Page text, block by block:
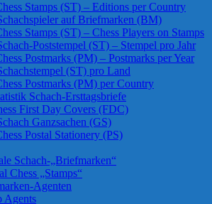
Stamps (ST) – Editions per Country
auf Briefmarken (BM)
Stamps (ST) – Chess Players on Stamps
Poststempel (ST) – Stempel pro Jahr
Postmarks (PM) – Postmarks per Year
(ST) pro Land
Postmarks (PM) per Country
Schach-Ersttagsbriefe
First Day Covers (FDC)
Ganzsachen (GS)
Postal Stationery (PS)
Schach-„Briefmarken“
Chess „Stamps“
Agenten
Agents